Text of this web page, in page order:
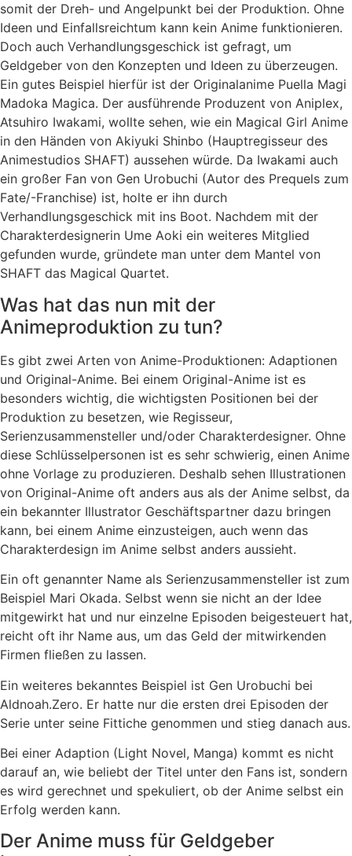
somit der Dreh- und Angelpunkt bei der Produktion. Ohne
Ideen und Einfallsreichtum kann kein Anime funktionieren.
Doch auch Verhandlungsgeschick ist gefragt, um
Geldgeber von den Konzepten und Ideen zu überzeugen.
Ein gutes Beispiel hierfür ist der Originalanime Puella Magi
Madoka Magica. Der ausführende Produzent von Aniplex,
Atsuhiro Iwakami, wollte sehen, wie ein Magical Girl Anime
in den Händen von Akiyuki Shinbo (Hauptregisseur des
Animestudios SHAFT) aussehen würde. Da Iwakami auch
ein großer Fan von Gen Urobuchi (Autor des Prequels zum
Fate/-Franchise) ist, holte er ihn durch
Verhandlungsgeschick mit ins Boot. Nachdem mit der
Charakterdesignerin Ume Aoki ein weiteres Mitglied
gefunden wurde, gründete man unter dem Mantel von
SHAFT das Magical Quartet.
Was hat das nun mit der
Animeproduktion zu tun?
Es gibt zwei Arten von Anime-Produktionen: Adaptionen
und Original-Anime. Bei einem Original-Anime ist es
besonders wichtig, die wichtigsten Positionen bei der
Produktion zu besetzen, wie Regisseur,
Serienzusammensteller und/oder Charakterdesigner. Ohne
diese Schlüsselpersonen ist es sehr schwierig, einen Anime
ohne Vorlage zu produzieren. Deshalb sehen Illustrationen
von Original-Anime oft anders aus als der Anime selbst, da
ein bekannter Illustrator Geschäftspartner dazu bringen
kann, bei einem Anime einzusteigen, auch wenn das
Charakterdesign im Anime selbst anders aussieht.
Ein oft genannter Name als Serienzusammensteller ist zum
Beispiel Mari Okada. Selbst wenn sie nicht an der Idee
mitgewirkt hat und nur einzelne Episoden beigesteuert hat,
reicht oft ihr Name aus, um das Geld der mitwirkenden
Firmen fließen zu lassen.
Ein weiteres bekanntes Beispiel ist Gen Urobuchi bei
Aldnoah.Zero. Er hatte nur die ersten drei Episoden der
Serie unter seine Fittiche genommen und stieg danach aus.
Bei einer Adaption (Light Novel, Manga) kommt es nicht
darauf an, wie beliebt der Titel unter den Fans ist, sondern
es wird gerechnet und spekuliert, ob der Anime selbst ein
Erfolg werden kann.
Der Anime muss für Geldgeber